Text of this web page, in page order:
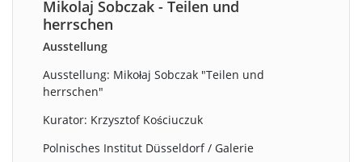
Mikolaj Sobczak - Teilen und
herrschen
Ausstellung
Ausstellung: Mikołaj Sobczak "Teilen und
herrschen"
Kurator: Krzysztof Kościuczuk
Polnisches Institut Düsseldorf / Galerie